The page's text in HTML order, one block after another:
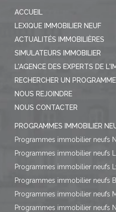
ACCUEIL
LEXIQUE IMMOBILIER NEUF
ACTUALITÉS IMMOBILIÈRES
SIMULATEURS IMMOBILIER
L'AGENCE DES EXPERTS DE
RECHERCHER UN
NOUS REJOINDRE
NOUS CONTACTER
PROGRAMMES IMMOBILIER
Programmes immobilier neufs
Programmes immobilier neufs
Programmes immobilier neufs
Programmes immobilier neufs
Programmes immobilier neufs
Programmes immobilier neufs